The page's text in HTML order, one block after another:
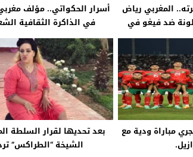
المغربي رياض
ضد فيغو في
أسرار الحكواتي.. مؤلف
في الذاكرة الثقافية
مباراة ودية مع
بعد تحديها لقرار السلطة
الشيخة “الطراكس”